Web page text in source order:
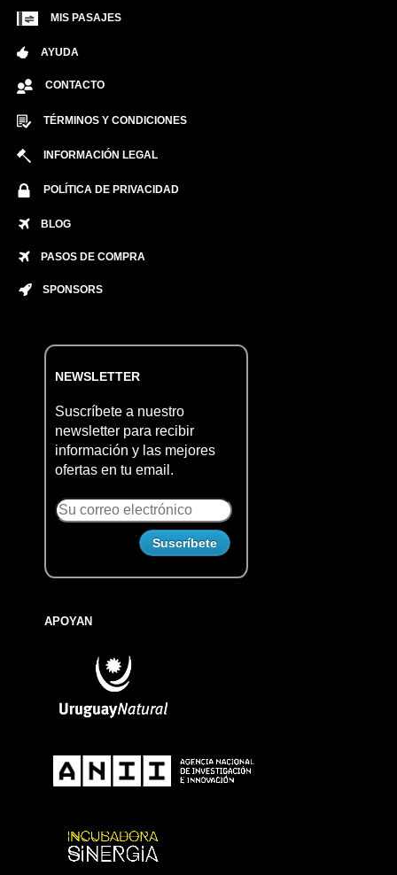
MIS PASAJES
AYUDA
CONTACTO
TÉRMINOS Y CONDICIONES
INFORMACIÓN LEGAL
POLÍTICA DE PRIVACIDAD
BLOG
PASOS DE COMPRA
SPONSORS
NEWSLETTER
Suscríbete a nuestro
newsletter para recibir
información y las mejores
ofertas en tu email.
APOYAN